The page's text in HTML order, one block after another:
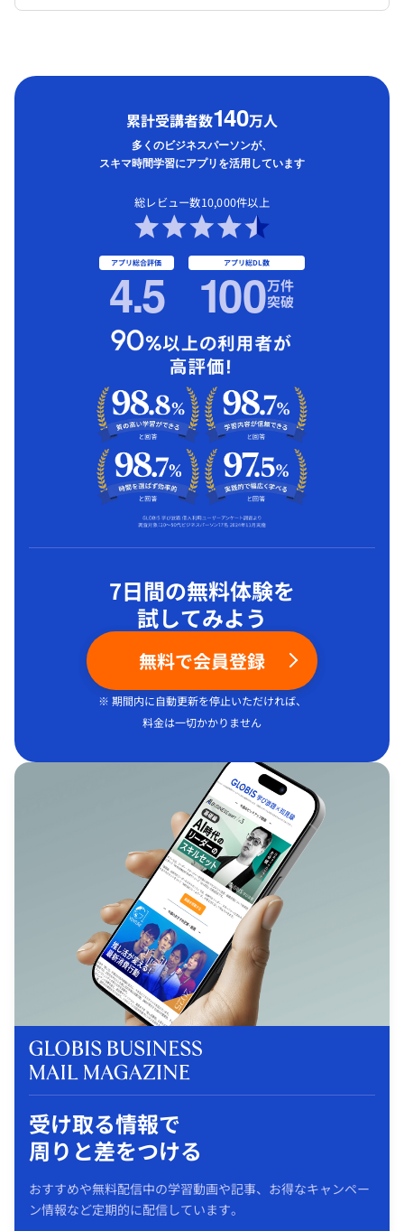
累計受講者数140万人
多くのビジネスパーソンが、
スキマ時間学習にアプリを活用しています
総レビュー数10,000件以上
アプリ総合評価
4.5 アプリ総DL数
100万件
突破
7日間の無料体験を
試してみよう
無料で会員登録
※ 期間内に自動更新を停止いただければ、
料金は一切かかりません
受け取る情報で
周りと差をつける
おすすめや無料配信中の学習動画や記事、お得なキャンペー
ン情報など定期的に配信しています。